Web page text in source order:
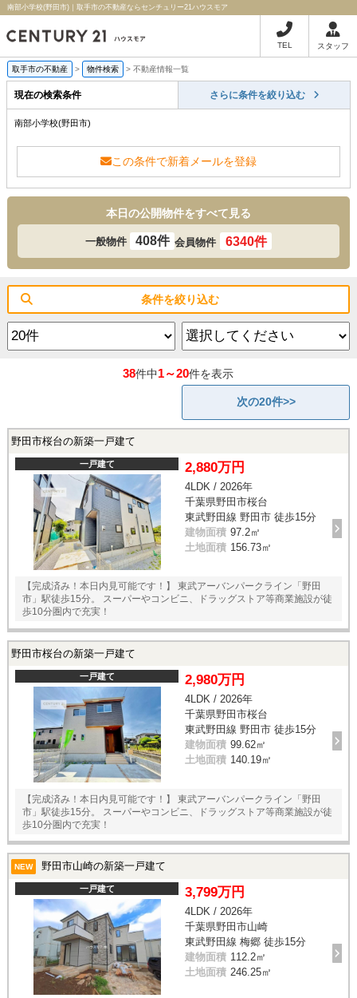
南部小学校(野田市)｜取手市の不動産ならセンチュリー21ハウスモア
TEL スタッフ
取手市の不動産 > 物件検索 > 不動産情報一覧
現在の検索条件 さらに条件を絞り込む
南部小学校(野田市)
この条件で新着メールを登録
本日の公開物件をすべて見る
一般物件 408件 会員物件 6340件
条件を絞り込む
38件中1～20件を表示
次の20件>>
野田市桜台の新築一戸建て
一戸建て 2,880万円
4LDK / 2026年
千葉県野田市桜台
東武野田線 野田市 徒歩15分
建物面積 97.2㎡
土地面積 156.73㎡
【完成済み！本日内見可能です！】 東武アーバンパークライン「野田
市」駅徒歩15分。 スーパーやコンビニ、ドラッグストア等商業施設が徒
歩10分圏内で充実！
野田市桜台の新築一戸建て
一戸建て 2,980万円
4LDK / 2026年
千葉県野田市桜台
東武野田線 野田市 徒歩15分
建物面積 99.62㎡
土地面積 140.19㎡
【完成済み！本日内見可能です！】 東武アーバンパークライン「野田
市」駅徒歩15分。 スーパーやコンビニ、ドラッグストア等商業施設が徒
歩10分圏内で充実！
NEW 野田市山崎の新築一戸建て
一戸建て 3,799万円
4LDK / 2026年
千葉県野田市山崎
東武野田線 梅郷 徒歩15分
建物面積 112.2㎡
土地面積 246.25㎡